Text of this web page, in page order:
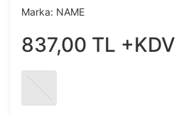
Marka: NAME
837,00 TL +KDV